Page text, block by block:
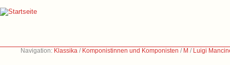
Navigation: Klassika / Komponistinnen und Komponisten / M / Luigi